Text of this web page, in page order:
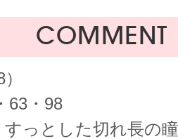
COMMENT
63・98
っとした切れ長の